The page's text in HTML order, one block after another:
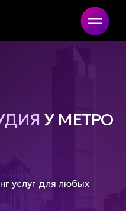
У МЕТРО
услуг для любых